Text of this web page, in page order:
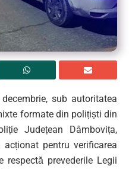
sub autoritatea
formate din polițiști din
Județean Dâmbovița,
pentru verificarea
respectă prevederile Legii